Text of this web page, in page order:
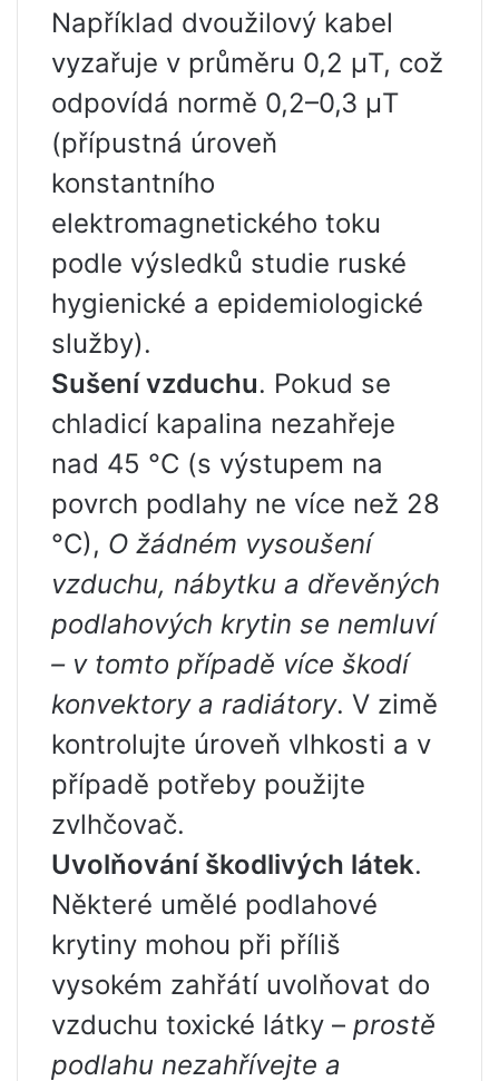
Například dvoužilový kabel
vyzařuje v průměru 0,2 μT, což
odpovídá normě 0,2–0,3 μT
(přípustná úroveň
konstantního
elektromagnetického toku
podle výsledků studie ruské
hygienické a epidemiologické
služby).
Sušení vzduchu. Pokud se
chladicí kapalina nezahřeje
nad 45 °C (s výstupem na
povrch podlahy ne více než 28
°C), O žádném vysoušení
vzduchu, nábytku a dřevěných
podlahových krytin se nemluví
– v tomto případě více škodí
konvektory a radiátory. V zimě
kontrolujte úroveň vlhkosti a v
případě potřeby použijte
zvlhčovač.
Uvolňování škodlivých látek.
Některé umělé podlahové
krytiny mohou při příliš
vysokém zahřátí uvolňovat do
vzduchu toxické látky – prostě
podlahu nezahřívejte a